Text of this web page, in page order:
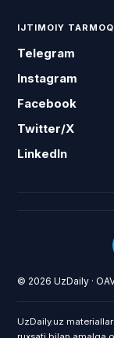
IJTIMOIY
Telegram
Instagram
Facebook
Twitter/X
LinkedIn
© 2026 UzDaily ·
UzDaily.uz